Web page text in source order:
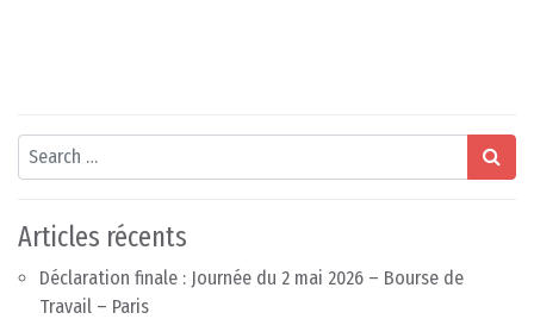
Search
Articles récents
Déclaration finale : Journée du 2 mai 2026 – Bourse de
Travail – Paris